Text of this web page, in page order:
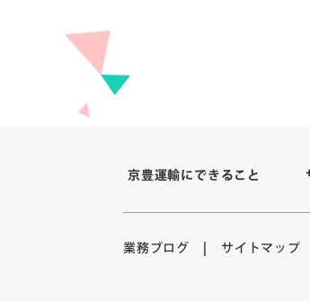
京豊運輸にできること
業務ブログ サイトマップ